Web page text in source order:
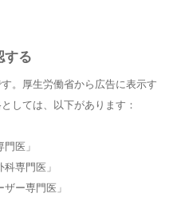
する
す。厚生労働省から広告に表示す
しては、以下があります：
医」
専門医」
ー専門医」